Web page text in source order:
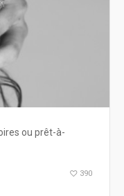
ou prêt-à-
390